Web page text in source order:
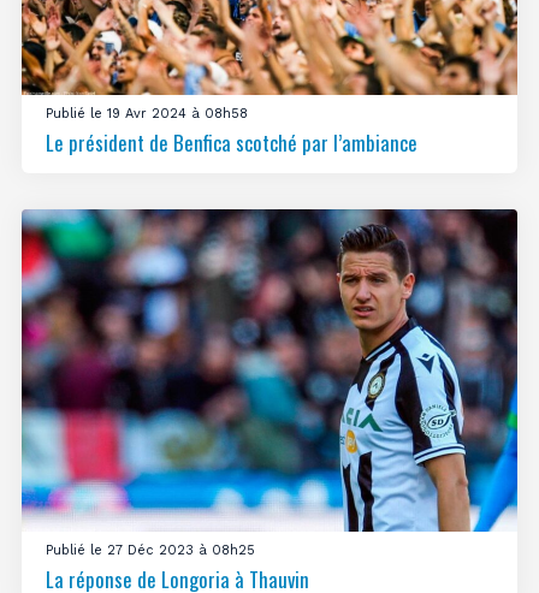
Publié le 19 Avr 2024 à 08h58
Le président de Benfica scotché par l’ambiance
Publié le 27 Déc 2023 à 08h25
La réponse de Longoria à Thauvin